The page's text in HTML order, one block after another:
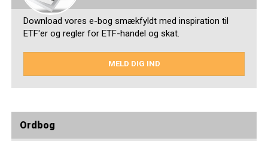
Download vores e-bog smækfyldt med inspiration til
ETF'er og regler for ETF-handel og skat.
MELD DIG IND
Ordbog